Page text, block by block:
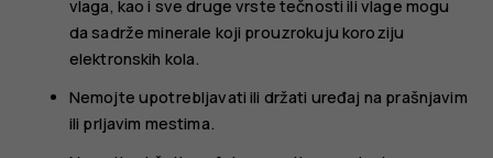
vlaga, kao i sve druge vrste tečnosti ili vlage mogu
da sadrže minerale koji prouzrokuju koroziju
elektronskih kola.
Nemojte upotrebljavati ili držati uređaj na prašnjavim
ili prljavim mestima.